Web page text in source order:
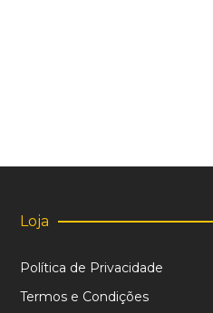
Loja
Política de Privacidade
Termos e Condições